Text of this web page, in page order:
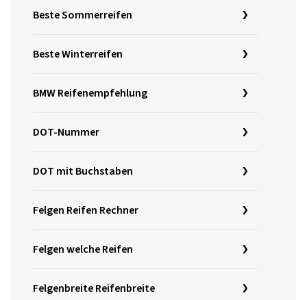
Beste Sommerreifen
Beste Winterreifen
BMW Reifenempfehlung
DOT-Nummer
DOT mit Buchstaben
Felgen Reifen Rechner
Felgen welche Reifen
Felgenbreite Reifenbreite